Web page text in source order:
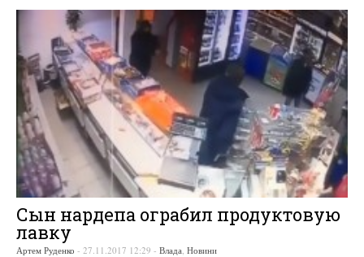
Сын нардепа ограбил продуктовую
лавку
Артем Руденко - 27.11.2017 12:29 - Влада Новини